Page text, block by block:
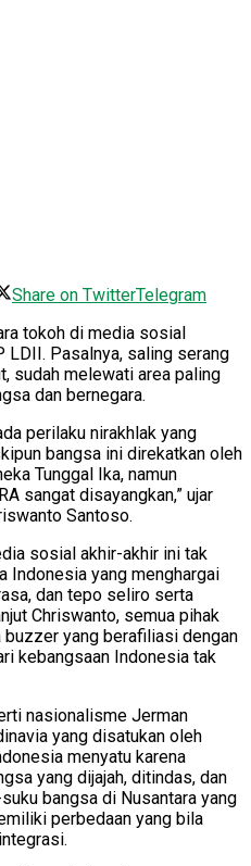
Share on TwitterTelegram
tokoh di media sosial
LDII. Pasalnya, saling serang
sudah melewati area paling
dan bernegara.
perilaku nirakhlak yang
bangsa ini direkatkan oleh
Tunggal Ika, namun
sangat disayangkan,” ujar
Santoso.
sosial akhir-akhir ini tak
Indonesia yang menghargai
dan tepo seliro serta
Chriswanto, semua pihak
yang berafiliasi dengan
kebangsaan Indonesia tak
nasionalisme Jerman
yang disatukan oleh
menyatu karena
yang dijajah, ditindas, dan
bangsa di Nusantara yang
perbedaan yang bila